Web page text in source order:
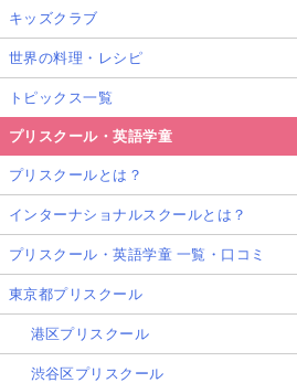
キッズクラブ
世界の料理・レシピ
トピックス一覧
プリスクール・英語学童
プリスクールとは？
インターナショナルスクールとは？
プリスクール・英語学童 一覧・口コミ
東京都プリスクール
港区プリスクール
渋谷区プリスクール